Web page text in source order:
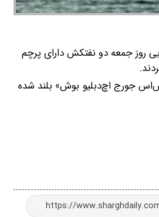
روز جمعه دو نفتکش دارای پرچم
هواپیمابر «یواس‌اس جورج اچ‌دبلیو بوش» بلند شده